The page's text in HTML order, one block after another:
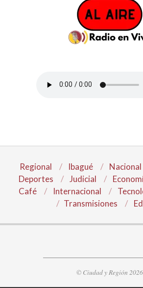
Regional Ibagué Nacional
Deportes
Judicial
Café
Internacional
Transmisiones
© Ciudad y Región 2026